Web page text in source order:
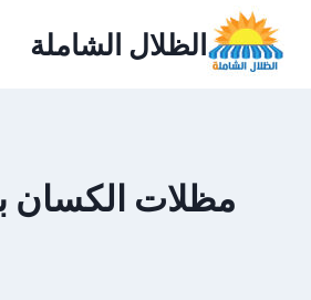
التجاوز
المحتوى
الظلال الشاملة
مظلات الكسان